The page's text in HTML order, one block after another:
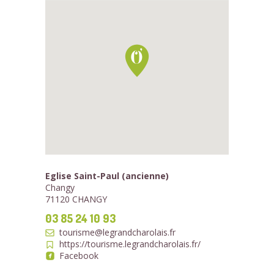
Eglise Saint-Paul (ancienne)
Changy
71120 CHANGY
03 85 24 10 93
tourisme@legrandcharolais.fr
https://tourisme.legrandcharolais.fr/
Facebook